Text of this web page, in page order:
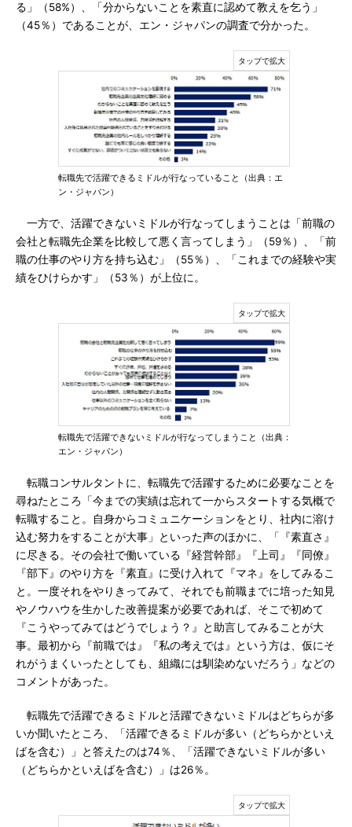
る」（58%）、「分からないことを素直に認めて教えを乞う」
（45％）であることが、エン・ジャパンの調査で分かった。
転職先で活躍できるミドルが行なっていること（出典：エ
ン・ジャパン）
一方で、活躍できないミドルが行なってしまうことは「前職の
会社と転職先企業を比較して悪く言ってしまう」（59％）、「前
職の仕事のやり方を持ち込む」（55％）、「これまでの経験や実
績をひけらかす」（53％）が上位に。
転職先で活躍できないミドルが行なってしまうこと（出典：
エン・ジャパン）
転職コンサルタントに、転職先で活躍するために必要なことを
尋ねたところ「今までの実績は忘れて一からスタートする気概で
転職すること。自身からコミュニケーションをとり、社内に溶け
込む努力をすることが大事」といった声のほかに、「『素直さ』
に尽きる。その会社で働いている『経営幹部』『上司』『同僚』
『部下』のやり方を『素直』に受け入れて『マネ』をしてみるこ
と。一度それをやりきってみて、それでも前職までに培った知見
やノウハウを生かした改善提案が必要であれば、そこで初めて
『こうやってみてはどうでしょう？』と助言してみることが大
事。最初から『前職では』『私の考えでは』という方は、仮にそ
れがうまくいったとしても、組織には馴染めないだろう」などの
コメントがあった。
転職先で活躍できるミドルと活躍できないミドルはどちらが多
いか聞いたところ、「活躍できるミドルが多い（どちらかといえ
ばを含む）」と答えたのは74％、「活躍できないミドルが多い
（どちらかといえばを含む）」は26％。